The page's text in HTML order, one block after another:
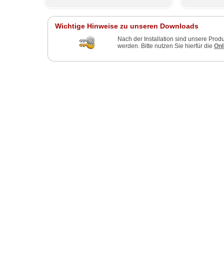
Wichtige Hinweise zu unseren Downloads
Nach der Installation sind unsere
werden. Bitte nutzen Sie hierfür die